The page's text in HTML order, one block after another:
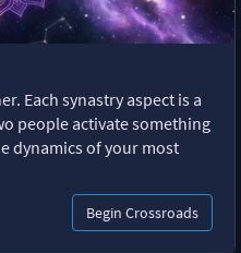
Each synastry aspect is a
people activate something
dynamics of your most
Begin Crossroads